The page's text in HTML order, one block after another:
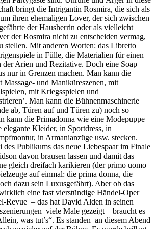
bringt die Intrigantin Rosmira, die sich als
ihren ehemaligen Lover, der sich zwischen
der Hausherrin oder als vielleicht
der Rosmira nicht zu entscheiden vermag,
stellen. Mit anderen Worten: das Libretto
in Fülle, die Materialien für einen
der Arien und Rezitative. Doch eine Soap
nur in Grenzen machen. Man kann die
und Maniküreszenen, mit
mit Kriegsspielen und
Man kann die Bühnenmaschinerie
ab, Türen auf und Türen zu) noch so
kann die Primadonna wie eine Modepuppe
Kleider, in Sportdress, in
in Armanianzüge usw. stecken.
Publikums das neue Liebespaar im Finale
davon brausen lassen und damit das
gleich dreifach karikieren (der primo uomo
auf einmal: die prima donna, die
dazu sein Luxusgefährt). Aber ob das
eine fast vierstündige Händel-Oper
Revue – das hat David Alden in seinen
viele Male gezeigt – braucht es
was tut’s“. Es standen an diesem Abend